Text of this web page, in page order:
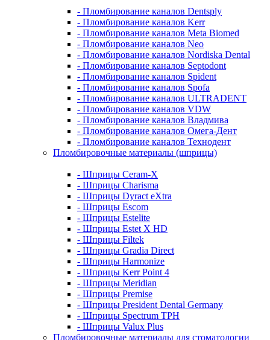
- Пломбирование каналов Dentsply
- Пломбирование каналов Kerr
- Пломбирование каналов Meta Biomed
- Пломбирование каналов Neo
- Пломбирование каналов Nordiska Dental
- Пломбирование каналов Septodont
- Пломбирование каналов Spident
- Пломбирование каналов Spofa
- Пломбирование каналов ULTRADENT
- Пломбирование каналов VDW
- Пломбирование каналов Владмива
- Пломбирование каналов Омега-Дент
- Пломбирование каналов Технодент
Пломбировочные материалы (шприцы)
- Шприцы Ceram-X
- Шприцы Charisma
- Шприцы Dyract eXtra
- Шприцы Escom
- Шприцы Estelite
- Шприцы Estet X HD
- Шприцы Filtek
- Шприцы Gradia Direct
- Шприцы Harmonize
- Шприцы Kerr Point 4
- Шприцы Meridian
- Шприцы Premise
- Шприцы President Dental Germany
- Шприцы Spectrum TPH
- Шприцы Valux Plus
Пломбировочные материалы для стоматологии